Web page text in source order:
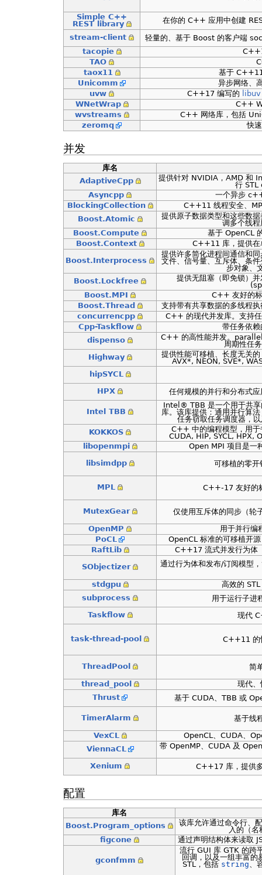
Simple C++
REST library
在你的 C++ 应用中创建
stream-client
轻量的、基于 Boost 的客户端
tacopie
TAO
taox11
基于
Unicomm
异步网络、
uvw
C++17 编写的
libuv
WNetWrap
C++
wvstreams
C++ 网络库，包括
zeromq
快
并发
库名
AdaptiveCpp
提供针对 NVIDIA，AMD 和
行 STL
Asyncpp
一个异步
BlockingCollection
C++11 线程安全、
Boost.Atomic
提供原子数据类型和这些数
调多个线
Boost.Compute
基于 OpenCL
Boost.Context
C++11 库，提供在
Boost.Interprocess
提供许多简化进程间通信和
文件、信号量、互斥体、条
步对象、
Boost.Lockfree
提供无阻塞（即免锁）
Boost.MPI
C++ 友好的
Boost.Thread
支持带有共享数据的多线程
concurrencpp
C++ 的现代并发库。支持
Cpp-Taskflow
带任务依
dispenso
C++ 的高性能并发。
周期性任
Highway
提供性能可移植、长度无关
AVX*, NEON, SVE*,
hipSYCL
HPX
任何规模的并行和分布式
Intel TBB
Intel® TBB 是一个用于共
库。该库提供：通用并行算
任务窃取任务调度器，
KOKKOS
C++ 中的编程模型，用于
CUDA, HIP, SYCL, HPX,
libopenmpi
Open MPI 项目是一
libsimdpp
可移植的零
MPL C++-17 友好的
MutexGear
仅使用互斥体的同步（
OpenMP
用于并行编
PoCL
OpenCL 标准的可移植开
RaftLib
C++17 流式并发行为体
SObjectizer
通过行为体和发布/订阅模型
stdgpu
高效的
subprocess
用于运行子
Taskflow
现代
task-thread-pool C++11 的
ThreadPool
简
thread_pool
现代、
Thrust
基于 CUDA、TBB 或
TimerAlarm
基于线
VexCL
OpenCL、CUDA、
ViennaCL
带 OpenMP、CUDA 及
Xenium C++17 库，提供
配置
库名
Boost.Program_options
该库允许通过命令行、
入的（名
figcone
通过声明结构体来读取
gconfmm
流行 GUI 库 GTK 的跨
回调，以及一组丰富的
STL，包括 string 、